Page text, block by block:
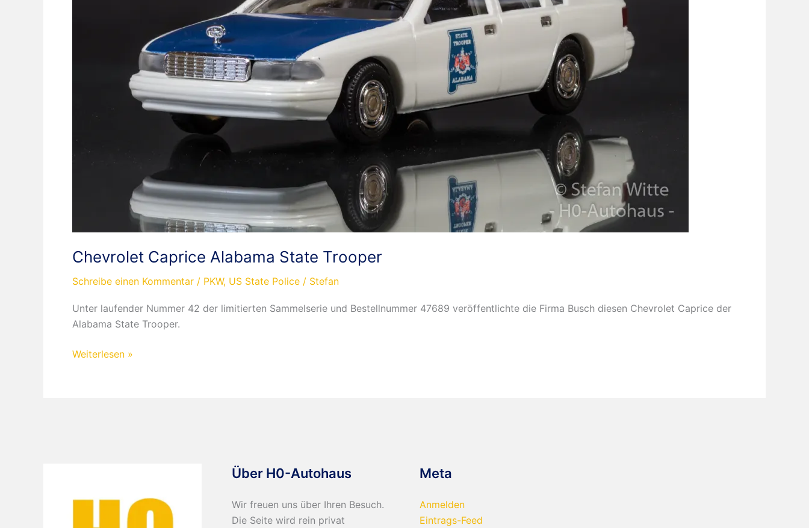
Chevrolet Caprice Alabama State Trooper
Schreibe einen Kommentar / PKW, US State Police / Stefan
Unter laufender Nummer 42 der limitierten Sammelserie und Bestellnummer 47689 veröffentlichte die Firma Busch diesen Chevrolet Caprice der
Alabama State Trooper.
Chevrolet
Weiterlesen »
Über H0-Autohaus
Wir freuen uns über Ihren Besuch.
Die Seite wird rein privat
Meta
Anmelden
Eintrags-Feed